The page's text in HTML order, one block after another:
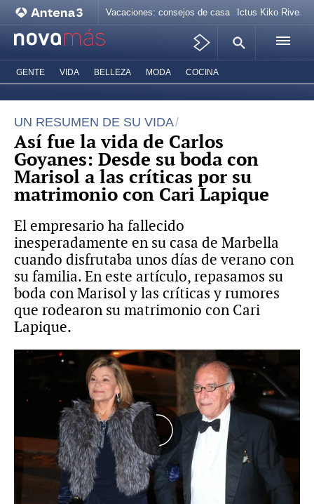
Vacaciones: consejos de casa Ictus Kiko Rivera
GENTE VIDA BELLEZA MODA COCINA
UN RESUMEN DE SU VIDA
Así fue la vida de Carlos
Goyanes: Desde su boda con
Marisol a las críticas por su
matrimonio con Cari Lapique
El empresario ha fallecido
inesperadamente en su casa de Marbella
cuando disfrutaba unos días de verano con
su familia. En este artículo, repasamos su
boda con Marisol y las críticas y rumores
que rodearon su matrimonio con Cari
Lapique.